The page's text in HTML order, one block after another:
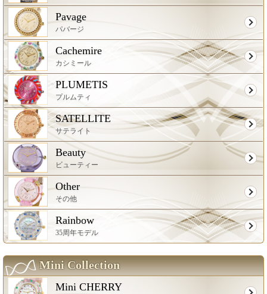
Pavage
パバージ
Cachemire
カシミール
PLUMETIS
プルムティ
SATELLITE
サテライト
Beauty
ビューティー
Other
その他
Rainbow
35周年モデル
Mini Collection
Mini CHERRY